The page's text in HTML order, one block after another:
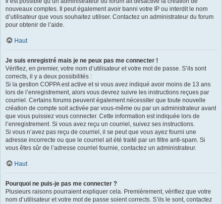
nouveaux comptes. Il peut également avoir banni votre IP ou interdit le nom
d’utilisateur que vous souhaitez utiliser. Contactez un administrateur du forum
pour obtenir de l’aide.
Haut
Je suis enregistré mais je ne peux pas me connecter !
Vérifiez, en premier, votre nom d’utilisateur et votre mot de passe. S’ils sont
corrects, il y a deux possibilités :
Si la gestion COPPA est active et si vous avez indiqué avoir moins de 13 ans
lors de l’enregistrement, alors vous devrez suivre les instructions reçues par
courriel. Certains forums peuvent également nécessiter que toute nouvelle
création de compte soit activée par vous-même ou par un administrateur avant
que vous puissiez vous connecter. Cette information est indiquée lors de
l’enregistrement. Si vous avez reçu un courriel, suivez ses instructions.
Si vous n’avez pas reçu de courriel, il se peut que vous ayez fourni une
adresse incorrecte ou que le courriel ait été traité par un filtre anti-spam. Si
vous êtes sûr de l’adresse courriel fournie, contactez un administrateur.
Haut
Pourquoi ne puis-je pas me connecter ?
Plusieurs raisons pourraient expliquer cela. Premièrement, vérifiez que votre
nom d’utilisateur et votre mot de passe soient corrects. S’ils le sont, contactez